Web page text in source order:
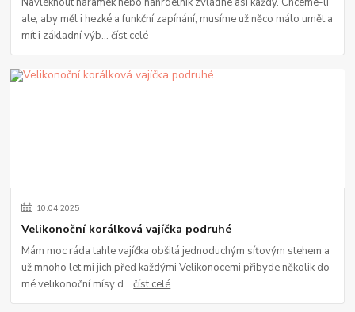
ale, aby měl i hezké a funkční zapínání, musíme už něco málo umět a
mít i základní výb...číst celé
10.04.2025
Velikonoční korálková vajíčka podruhé
Mám moc ráda tahle vajíčka obšitá jednoduchým síťovým stehem a
už mnoho let mi jich před každými Velikonocemi přibyde několik do
mé velikonoční mísy d...číst celé